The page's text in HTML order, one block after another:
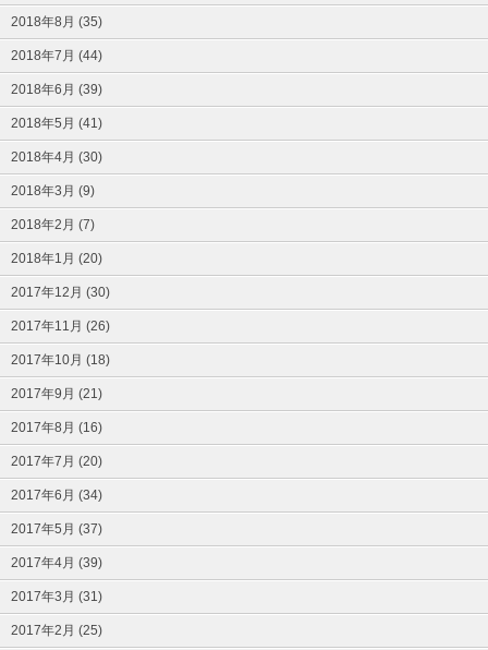
2018年8月 (35)
2018年7月 (44)
2018年6月 (39)
2018年5月 (41)
2018年4月 (30)
2018年3月 (9)
2018年2月 (7)
2018年1月 (20)
2017年12月 (30)
2017年11月 (26)
2017年10月 (18)
2017年9月 (21)
2017年8月 (16)
2017年7月 (20)
2017年6月 (34)
2017年5月 (37)
2017年4月 (39)
2017年3月 (31)
2017年2月 (25)